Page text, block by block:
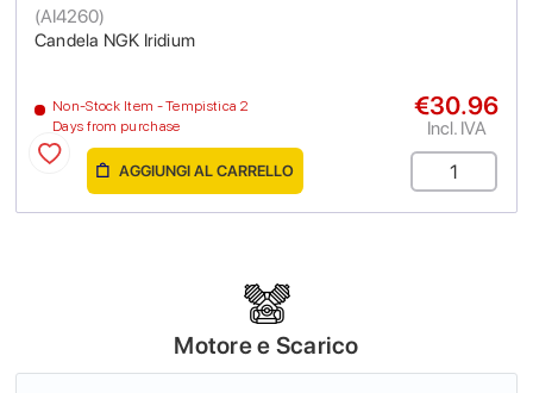
Candela NGK Iridium
(AI4260)
Non-Stock Item - Tempistica 2
Days from purchase
€30.96
Incl. IVA
AGGIUNGI AL CARRELLO
Motore e Scarico